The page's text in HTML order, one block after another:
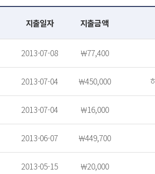
지출일자 지출금액
2013-07-08 ￦77,400
2013-07-04 ￦450,000
2013-07-04 ￦16,000
2013-06-07 ￦449,700
2013-05-15 ￦20,000